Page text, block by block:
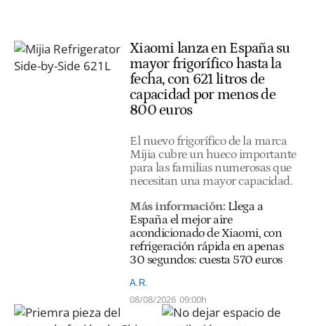
Xiaomi lanza en España su
mayor frigorífico hasta la
fecha, con 621 litros de
capacidad por menos de
800 euros
El nuevo frigorífico de la marca
Mijia cubre un hueco importante
para las familias numerosas que
necesitan una mayor capacidad.
Más información: Llega a
España el mejor aire
acondicionado de Xiaomi, con
refrigeración rápida en apenas
30 segundos: cuesta 570 euros
A.R.
08/08/2026 09:00h